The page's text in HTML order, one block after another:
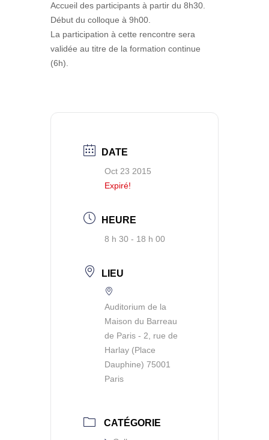
Accueil des participants à partir du 8h30.
Début du colloque à 9h00.
La participation à cette rencontre sera
validée au titre de la formation continue
(6h).
DATE
Oct 23 2015
Expiré!
HEURE
8 h 30 - 18 h 00
LIEU
Auditorium de la
Maison du Barreau
de Paris - 2, rue de
Harlay (Place
Dauphine) 75001
Paris
CATÉGORIE